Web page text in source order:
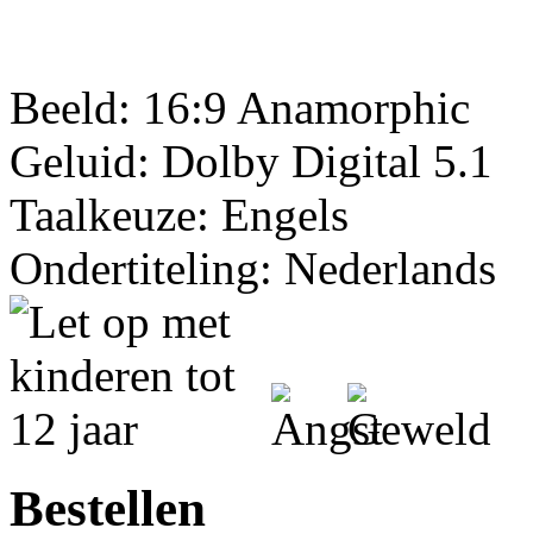
Beeld: 16:9 Anamorphic
Geluid: Dolby Digital 5.1
Taalkeuze: Engels
Ondertiteling: Nederlands
Bestellen